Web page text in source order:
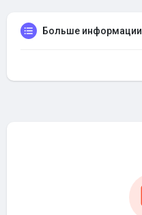
Больше информации